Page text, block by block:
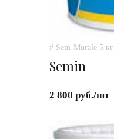
# Sem-Murale 5 кг.
Semin
2 800 руб./шт